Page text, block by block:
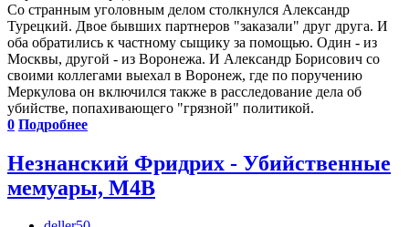
Со странным уголовным делом столкнулся Александр
Турецкий. Двое бывших партнеров "заказали" друг друга. И
оба обратились к частному сыщику за помощью. Один - из
Москвы, другой - из Воронежа. И Александр Борисович со
своими коллегами выехал в Воронеж, где по поручению
Меркулова он включился также в расследование дела об
убийстве, попахивающего "грязной" политикой.
0 Подробнее
Незнанский Фридрих - Убийственные
мемуары, M4B